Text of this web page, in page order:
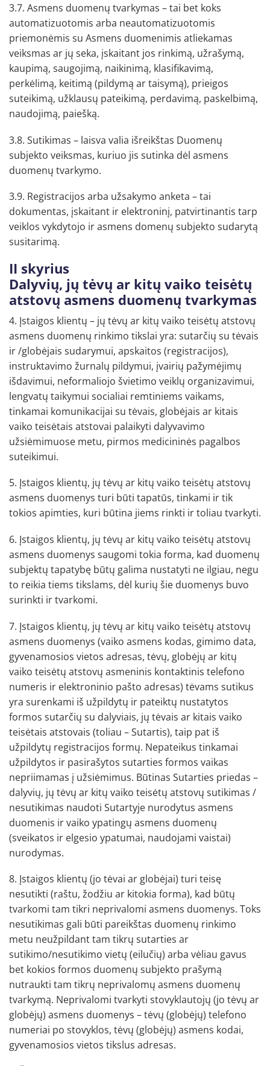
3.7. Asmens duomenų tvarkymas – tai bet koks
automatizuotomis arba neautomatizuotomis
priemonėmis su Asmens duomenimis atliekamas
veiksmas ar jų seka, įskaitant jos rinkimą, užrašymą,
kaupimą, saugojimą, naikinimą, klasifikavimą,
perkėlimą, keitimą (pildymą ar taisymą), prieigos
suteikimą, užklausų pateikimą, perdavimą, paskelbimą,
naudojimą, paiešką.
3.8. Sutikimas – laisva valia išreikštas Duomenų
subjekto veiksmas, kuriuo jis sutinka dėl asmens
duomenų tvarkymo.
3.9. Registracijos arba užsakymo anketa – tai
dokumentas, įskaitant ir elektroninį, patvirtinantis tarp
veiklos vykdytojo ir asmens domenų subjekto sudarytą
susitarimą.
II skyrius
Dalyvių, jų tėvų ar kitų vaiko teisėtų
atstovų asmens duomenų tvarkymas
4. Įstaigos klientų – jų tėvų ar kitų vaiko teisėtų atstovų
asmens duomenų rinkimo tikslai yra: sutarčių su tėvais
ir /globėjais sudarymui, apskaitos (registracijos),
instruktavimo žurnalų pildymui, įvairių pažymėjimų
išdavimui, neformaliojo švietimo veiklų organizavimui,
lengvatų taikymui socialiai remtiniems vaikams,
tinkamai komunikacijai su tėvais, globėjais ar kitais
vaiko teisėtais atstovai palaikyti dalyvavimo
užsiėmimuose metu, pirmos medicininės pagalbos
suteikimui.
5. Įstaigos klientų, jų tėvų ar kitų vaiko teisėtų atstovų
asmens duomenys turi būti tapatūs, tinkami ir tik
tokios apimties, kuri būtina jiems rinkti ir toliau tvarkyti.
6. Įstaigos klientų, jų tėvų ar kitų vaiko teisėtų atstovų
asmens duomenys saugomi tokia forma, kad duomenų
subjektų tapatybę būtų galima nustatyti ne ilgiau, negu
to reikia tiems tikslams, dėl kurių šie duomenys buvo
surinkti ir tvarkomi.
7. Įstaigos klientų, jų tėvų ar kitų vaiko teisėtų atstovų
asmens duomenys (vaiko asmens kodas, gimimo data,
gyvenamosios vietos adresas, tėvų, globėjų ar kitų
vaiko teisėtų atstovų asmeninis kontaktinis telefono
numeris ir elektroninio pašto adresas) tėvams sutikus
yra surenkami iš užpildytų ir pateiktų nustatytos
formos sutarčių su dalyviais, jų tėvais ar kitais vaiko
teisėtais atstovais (toliau – Sutartis), taip pat iš
užpildytų registracijos formų. Nepateikus tinkamai
užpildytos ir pasirašytos sutarties formos vaikas
nepriimamas į užsiėmimus. Būtinas Sutarties priedas –
dalyvių, jų tėvų ar kitų vaiko teisėtų atstovų sutikimas /
nesutikimas naudoti Sutartyje nurodytus asmens
duomenis ir vaiko ypatingų asmens duomenų
(sveikatos ir elgesio ypatumai, naudojami vaistai)
nurodymas.
8. Įstaigos klientų (jo tėvai ar globėjai) turi teisę
nesutikti (raštu, žodžiu ar kitokia forma), kad būtų
tvarkomi tam tikri neprivalomi asmens duomenys. Toks
nesutikimas gali būti pareikštas duomenų rinkimo
metu neužpildant tam tikrų sutarties ar
sutikimo/nesutikimo vietų (eilučių) arba vėliau gavus
bet kokios formos duomenų subjekto prašymą
nutraukti tam tikrų neprivalomų asmens duomenų
tvarkymą. Neprivalomi tvarkyti stovyklautojų (jo tėvų ar
globėjų) asmens duomenys – tėvų (globėjų) telefono
numeriai po stovyklos, tėvų (globėjų) asmens kodai,
gyvenamosios vietos tikslus adresas.